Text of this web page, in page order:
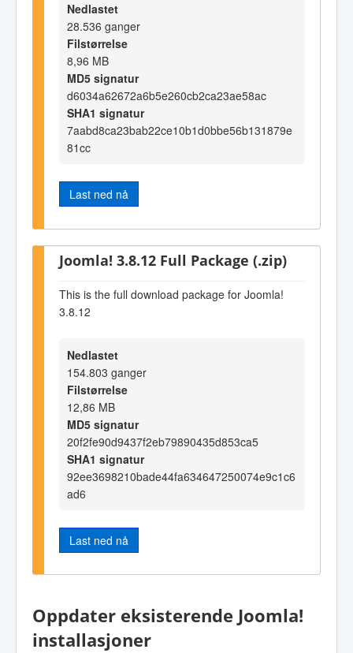
Nedlastet
28.536 ganger
Filstørrelse
8,96 MB
MD5 signatur
d6034a62672a6b5e260cb2ca23ae58ac
SHA1 signatur
7aabd8ca23bab22ce10b1d0bbe56b131879e
81cc
Last ned nå
Joomla! 3.8.12 Full Package (.zip)
This is the full download package for Joomla!
3.8.12
Nedlastet
154.803 ganger
Filstørrelse
12,86 MB
MD5 signatur
20f2fe90d9437f2eb79890435d853ca5
SHA1 signatur
92ee3698210bade44fa634647250074e9c1c6
ad6
Last ned nå
Oppdater eksisterende Joomla!
installasjoner